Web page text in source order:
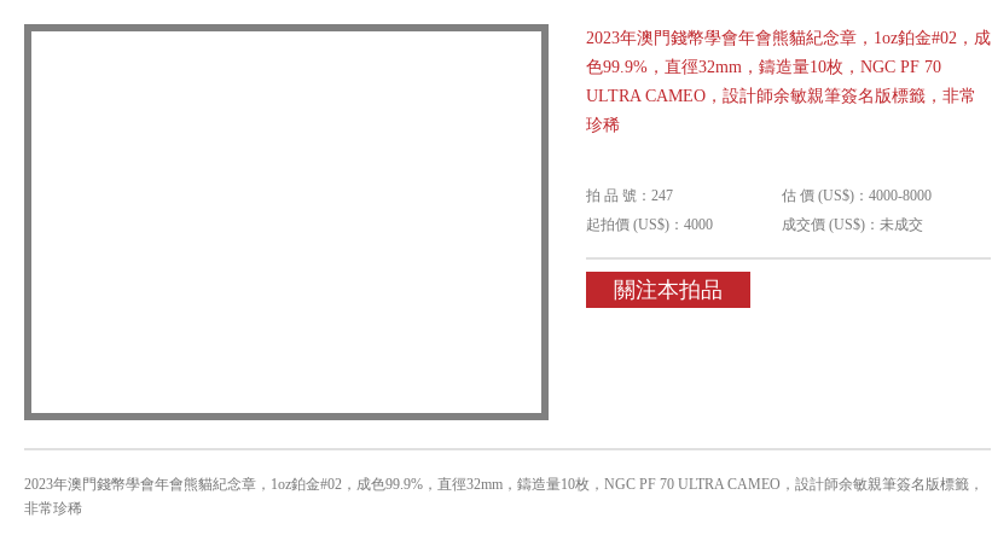
2023年澳門錢幣學會年會熊貓紀念章，1oz鉑金#02，成
色99.9%，直徑32mm，鑄造量10枚，NGC PF 70
ULTRA CAMEO，設計師余敏親筆簽名版標籤，非常
珍稀
拍 品 號：247
估 價 (US$)：4000-8000
起拍價 (US$)：4000
成交價 (US$)：未成交
關注本拍品
2023年澳門錢幣學會年會熊貓紀念章，1oz鉑金#02，成色99.9%，直徑32mm，鑄造量10枚，NGC PF 70 ULTRA CAMEO，設計師余敏親筆簽名版標籤，
非常珍稀